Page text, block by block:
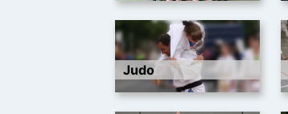
Judo